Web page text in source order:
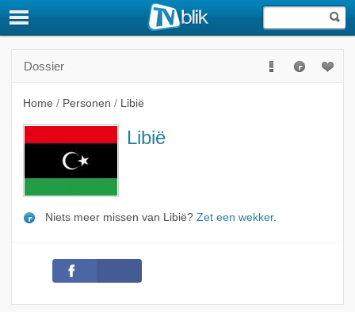
Dossier
Home / Personen / Libië
Libië
Niets meer missen van Libië? Zet een wekker.